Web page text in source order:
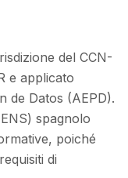
del CCN-
e applicato
de Datos (AEPD).
spagnolo
poiché
di